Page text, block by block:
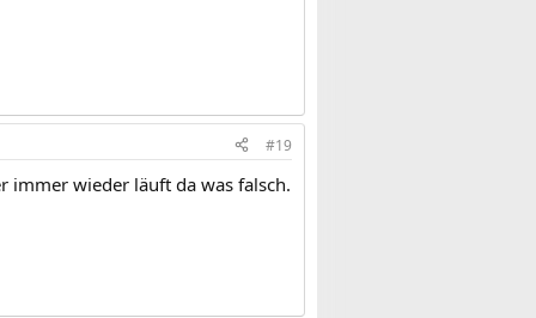
#19
immer wieder läuft da was falsch.